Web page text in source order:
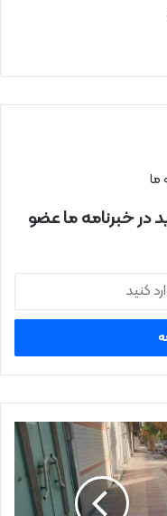
ما
در خبرنامه ما عضو